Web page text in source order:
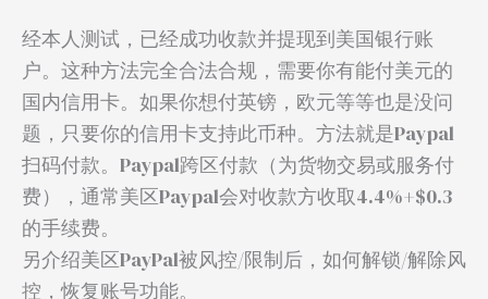
经本人测试，已经成功收款并提现到美国银行账
户。这种方法完全合法合规，需要你有能付美元的
国内信用卡。如果你想付英镑，欧元等等也是没问
题，只要你的信用卡支持此币种。方法就是Paypal
扫码付款。Paypal跨区付款（为货物交易或服务付
费），通常美区Paypal会对收款方收取4.4%+$0.3
的手续费。
另介绍美区PayPal被风控/限制后，如何解锁/解除风
控，恢复账号功能。